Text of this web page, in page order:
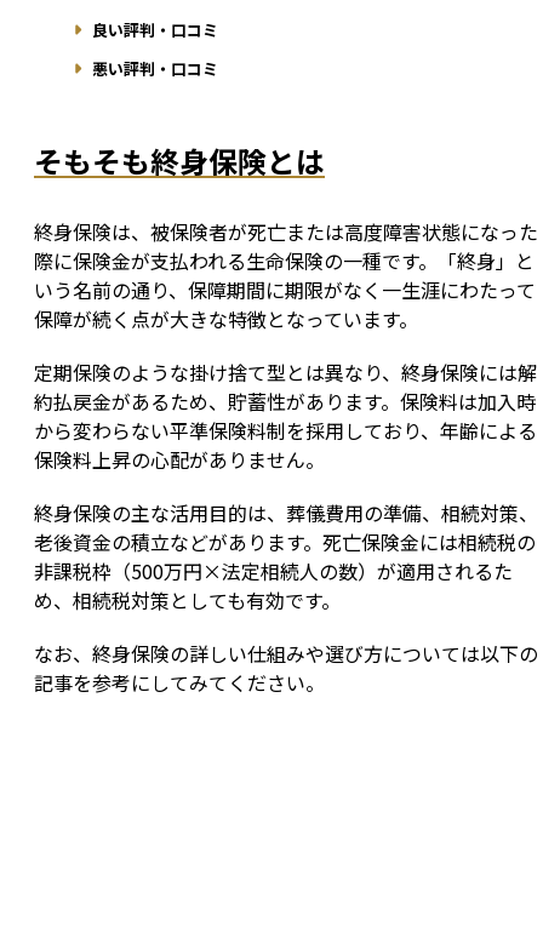
良い評判・口コミ
悪い評判・口コミ
そもそも終身保険とは
終身保険は、被保険者が死亡または高度障害状態になった
際に保険金が支払われる生命保険の一種です。「終身」と
いう名前の通り、保障期間に期限がなく一生涯にわたって
保障が続く点が大きな特徴となっています。
定期保険のような掛け捨て型とは異なり、終身保険には解
約払戻金があるため、貯蓄性があります。保険料は加入時
から変わらない平準保険料制を採用しており、年齢による
保険料上昇の心配がありません。
終身保険の主な活用目的は、葬儀費用の準備、相続対策、
老後資金の積立などがあります。死亡保険金には相続税の
非課税枠（500万円×法定相続人の数）が適用されるた
め、相続税対策としても有効です。
なお、終身保険の詳しい仕組みや選び方については以下の
記事を参考にしてみてください。